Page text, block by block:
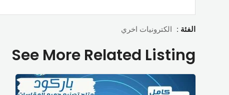
الفئة : الكترونيات اخري
See More Related Listing